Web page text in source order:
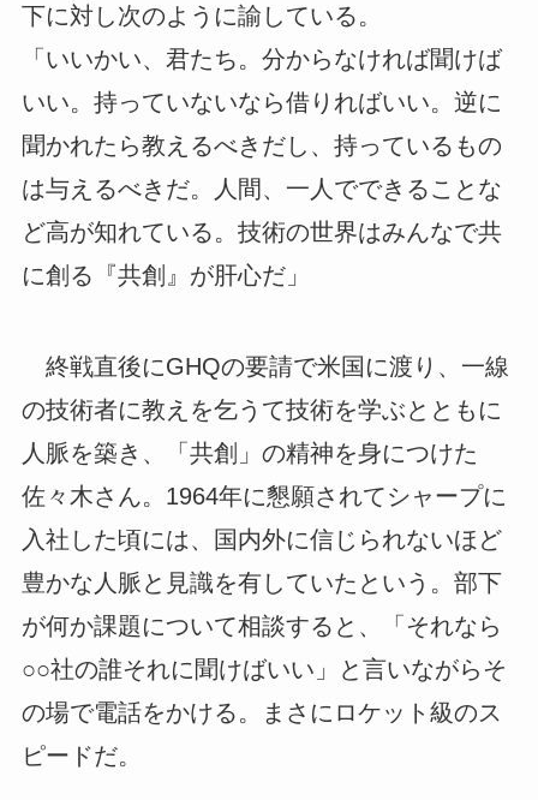
下に対し次のように諭している。
「いいかい、君たち。分からなければ聞けば
いい。持っていないなら借りればいい。逆に
聞かれたら教えるべきだし、持っているもの
は与えるべきだ。人間、一人でできることな
ど高が知れている。技術の世界はみんなで共
に創る『共創』が肝心だ」
終戦直後にGHQの要請で米国に渡り、一線
の技術者に教えを乞うて技術を学ぶとともに
人脈を築き、「共創」の精神を身につけた
佐々木さん。1964年に懇願されてシャープに
入社した頃には、国内外に信じられないほど
豊かな人脈と見識を有していたという。部下
が何か課題について相談すると、「それなら
○○社の誰それに聞けばいい」と言いながらそ
の場で電話をかける。まさにロケット級のス
ピードだ。